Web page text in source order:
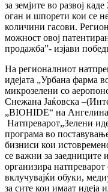
за земјите во развој
оган и шпорети кои се
количини гасови.
можност овој
продажба”- изјави
На регионалниот
идејата „Урбана фарма
микрозелени со
Снежана Јаќовска
„BIOHIDE“ на
Натпреварот„Зелени
програма во
бизниси кои
се важни за
организира
вклучувајќи обуки,
за сите кои имаат идеја